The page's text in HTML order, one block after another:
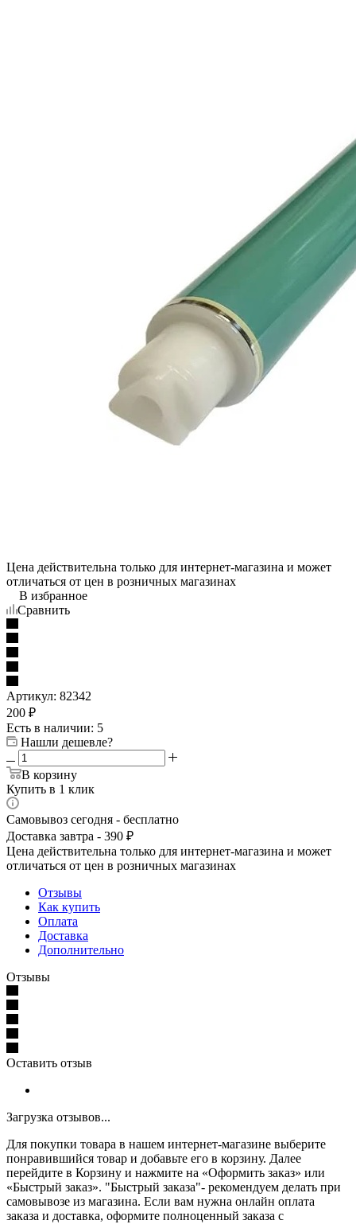
Цена действительна только для интернет-магазина и может
отличаться от цен в розничных магазинах
В избранное
Сравнить
Артикул: 82342
200 ₽
Есть в наличии: 5
Нашли дешевле?
В корзину
Купить в 1 клик
Самовывоз сегодня - бесплатно
Доставка завтра - 390 ₽
Цена действительна только для интернет-магазина и может
отличаться от цен в розничных магазинах
Отзывы
Как купить
Оплата
Доставка
Дополнительно
Отзывы
Оставить отзыв
Загрузка отзывов...
Для покупки товара в нашем интернет-магазине выберите
понравившийся товар и добавьте его в корзину. Далее
перейдите в Корзину и нажмите на «Оформить заказ» или
«Быстрый заказ». "Быстрый заказа"- рекомендуем делать при
самовывозе из магазина. Если вам нужна онлайн оплата
заказа и доставка, оформите полноценный заказа с